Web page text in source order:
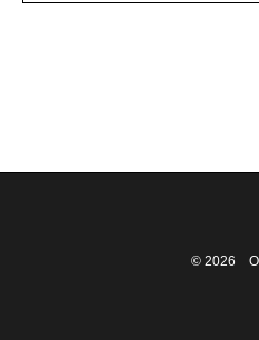
© 2026